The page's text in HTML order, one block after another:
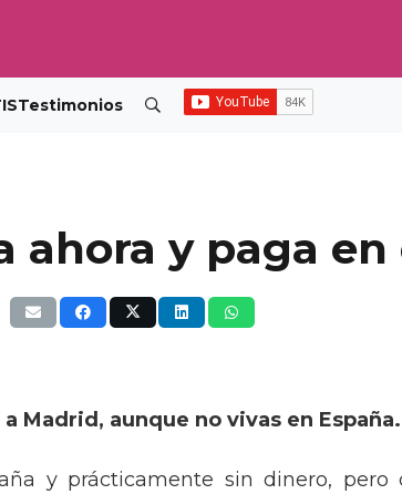
Testimonios
ahora y paga en
Madrid, aunque no vivas en España.
y prácticamente sin dinero, pero